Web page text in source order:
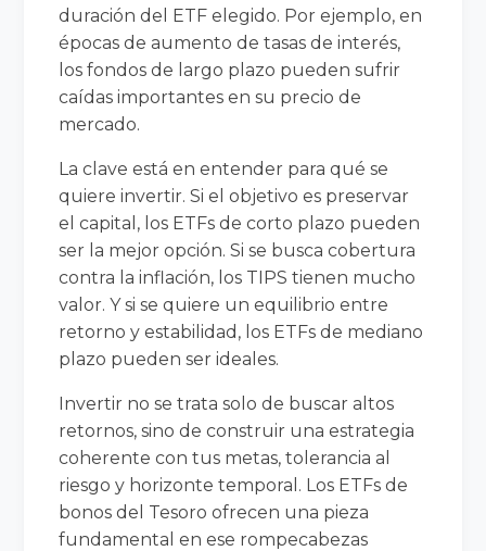
duración del ETF elegido. Por ejemplo, en
épocas de aumento de tasas de interés,
los fondos de largo plazo pueden sufrir
caídas importantes en su precio de
mercado.
La clave está en entender para qué se
quiere invertir. Si el objetivo es preservar
el capital, los ETFs de corto plazo pueden
ser la mejor opción. Si se busca cobertura
contra la inflación, los TIPS tienen mucho
valor. Y si se quiere un equilibrio entre
retorno y estabilidad, los ETFs de mediano
plazo pueden ser ideales.
Invertir no se trata solo de buscar altos
retornos, sino de construir una estrategia
coherente con tus metas, tolerancia al
riesgo y horizonte temporal. Los ETFs de
bonos del Tesoro ofrecen una pieza
fundamental en ese rompecabezas